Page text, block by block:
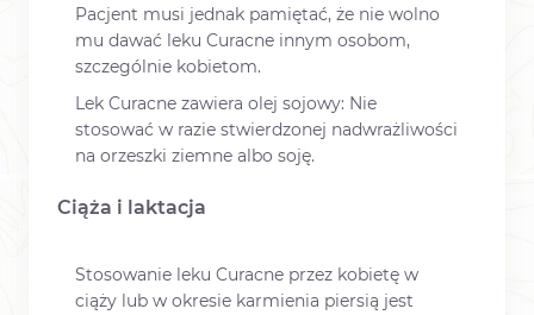
Pacjent musi jednak pamiętać, że nie wolno
mu dawać leku Curacne innym osobom,
szczególnie kobietom.
Lek Curacne zawiera olej sojowy: Nie
stosować w razie stwierdzonej nadwrażliwości
na orzeszki ziemne albo soję.
Ciąża i laktacja
Stosowanie leku Curacne przez kobietę w
ciąży lub w okresie karmienia piersią jest